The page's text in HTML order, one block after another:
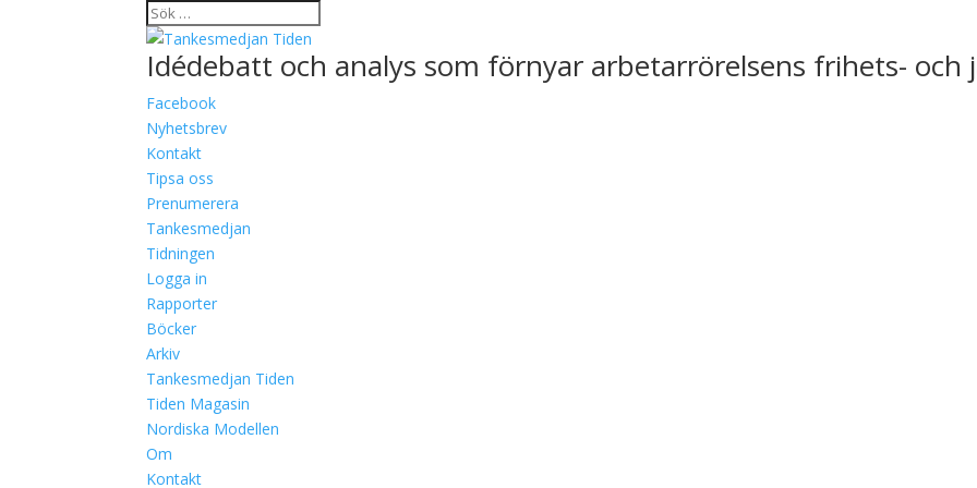
Idédebatt och analys som förnyar arbetarrörelsens frihets- och
Facebook
Nyhetsbrev
Kontakt
Tipsa oss
Prenumerera
Tankesmedjan
Tidningen
Logga in
Rapporter
Böcker
Arkiv
Tankesmedjan Tiden
Tiden Magasin
Nordiska Modellen
Om
Kontakt